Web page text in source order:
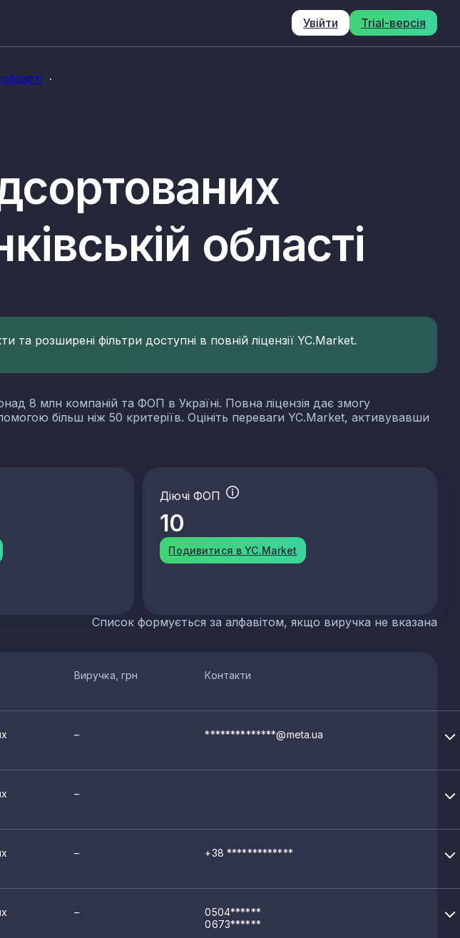
Увійти Trial-версія
області
розширені фільтри доступні в повній ліцензії YC.Market.
8 млн компаній та ФОП в Україні. Повна ліцензія дає змогу
більш ніж 50 критеріїв. Оцініть переваги YC.Market, активувавши
Діючі ФОП
10
Подивитися в YC.Market
Список формується за алфавітом, якщо виручка не вказана
Виручка, грн Контакти
– **************@meta.ua
–
– +38 *************
–
0504******
0673******